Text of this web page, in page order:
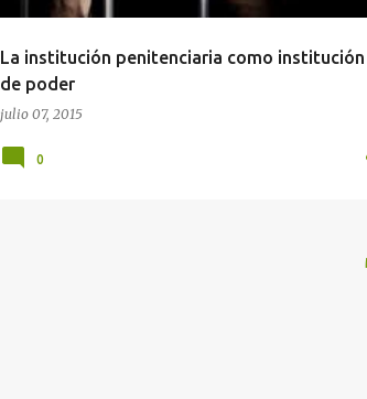
La institución penitenciaria como institución
de poder
julio 07, 2015
0